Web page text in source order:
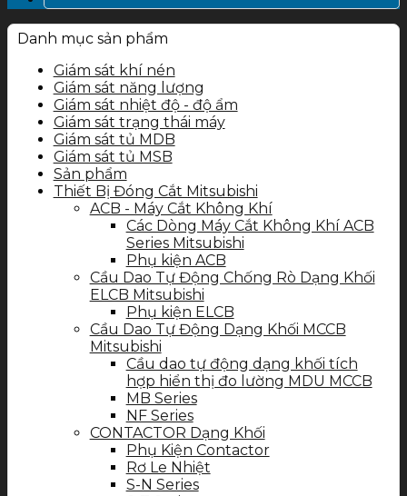
Danh mục sản phẩm
Giám sát khí nén
Giám sát năng lượng
Giám sát nhiệt độ - độ ẩm
Giám sát trạng thái máy
Giám sát tủ MDB
Giám sát tủ MSB
Sản phẩm
Thiết Bị Đóng Cắt Mitsubishi
ACB - Máy Cắt Không Khí
Các Dòng Máy Cắt Không Khí ACB
Series Mitsubishi
Phụ kiện ACB
Cầu Dao Tự Động Chống Rò Dạng Khối
ELCB Mitsubishi
Phụ kiện ELCB
Cầu Dao Tự Động Dạng Khối MCCB
Mitsubishi
Cầu dao tự động dạng khối tích
hợp hiển thị đo lường MDU MCCB
MB Series
NF Series
CONTACTOR Dạng Khối
Phụ Kiện Contactor
Rơ Le Nhiệt
S-N Series